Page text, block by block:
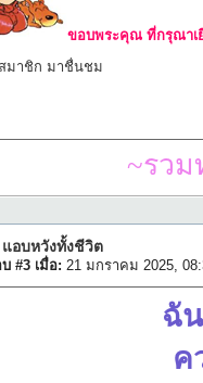
ขอบพระคุณ ที่กรุณาเ
มาชิก มาชื่นชม
~รวม
แอบหวังทั้งชีวิต
#3 เมื่อ: 21 มกราคม 2025,
ฉั
ค